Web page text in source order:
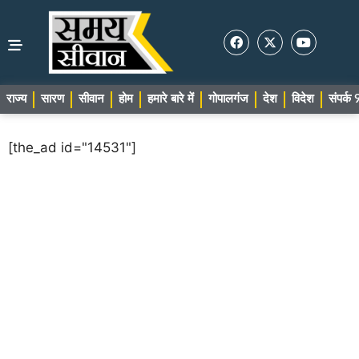
राज्य सारण सीवान होम हमारे बारे में गोपालगंज देश विदेश संपर्क
[the_ad id="14531"]